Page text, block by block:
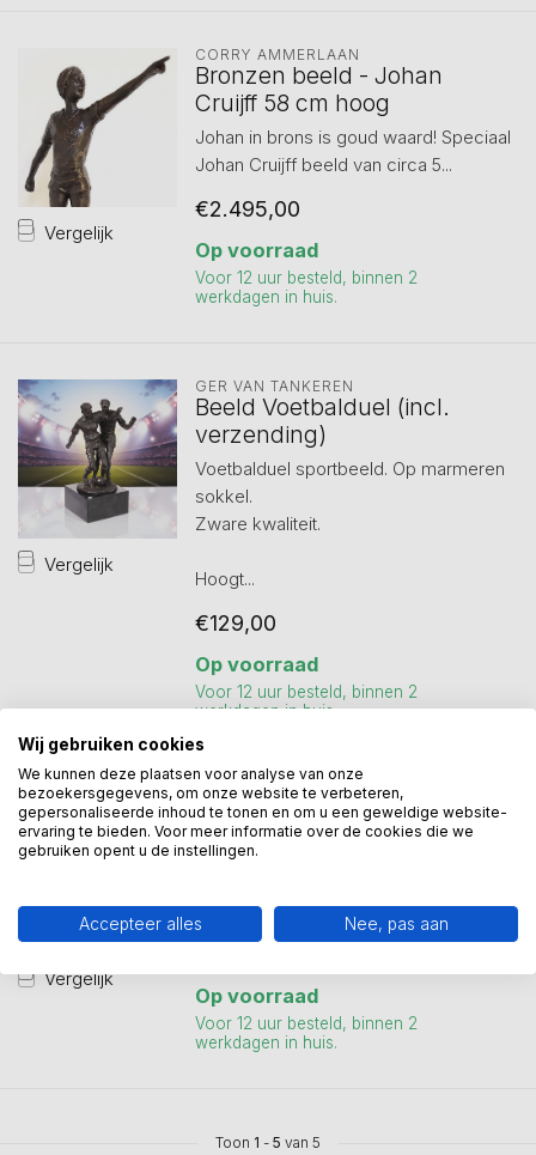
Vergelijk
CORRY AMMERLAAN
Bronzen beeld - Johan
Cruijff 58 cm hoog
Johan in brons is goud waard! Speciaal
Johan Cruijff beeld van circa 5...
€2.495,00
Op voorraad
Voor 12 uur besteld, binnen 2
werkdagen in huis.
Vergelijk
GER VAN TANKEREN
Beeld Voetbalduel (incl.
verzending)
Voetbalduel sportbeeld. Op marmeren
sokkel.
Zware kwaliteit.
Hoogt...
€129,00
Op voorraad
Voor 12 uur besteld, binnen 2
werkdagen in huis.
Vergelijk
GER VAN TANKEREN
Beeld voetbalster
De voetbalster Verbronsd beeld als
Dit vrouwelijk beeld s...
Op voorraad
Voor 12 uur besteld, binnen 2
werkdagen in huis.
Toon 1 - 5 van 5
Wij gebruiken cookies
We kunnen deze plaatsen voor analyse van onze
bezoekersgegevens, om onze website te verbeteren,
gepersonaliseerde inhoud te tonen en om u een geweldige website-
ervaring te bieden. Voor meer informatie over de cookies die we
gebruiken opent u de instellingen.
Accepteer alles Nee, pas aan